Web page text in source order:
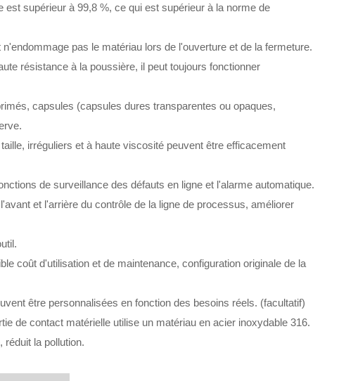
supérieur à 99,8 %, ce qui est supérieur à la norme de
pas le matériau lors de l'ouverture et de la fermeture.
résistance à la poussière, il peut toujours fonctionner
capsules (capsules dures transparentes ou opaques,
irréguliers et à haute viscosité peuvent être efficacement
de surveillance des défauts en ligne et l'alarme automatique.
et l'arrière du contrôle de la ligne de processus, améliorer
coût d'utilisation et de maintenance, configuration originale de la
être personnalisées en fonction des besoins réels. (facultatif)
de contact matérielle utilise un matériau en acier inoxydable 316.
réduit la pollution.